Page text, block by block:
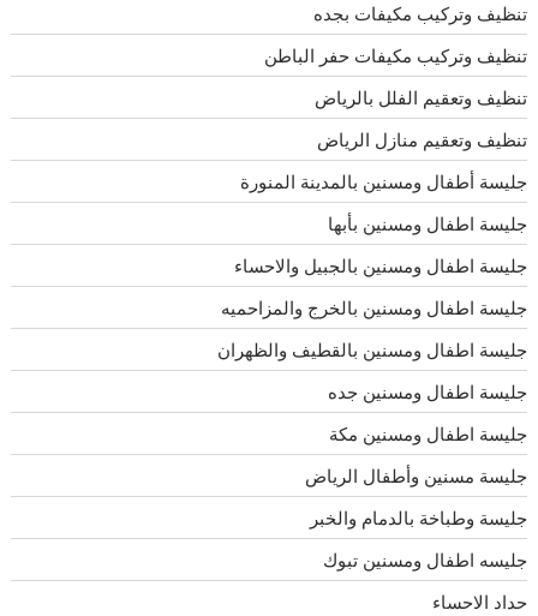
تنظيف وتركيب مكيفات بجده
تنظيف وتركيب مكيفات حفر الباطن
تنظيف وتعقيم الفلل بالرياض
تنظيف وتعقيم منازل الرياض
جليسة أطفال ومسنين بالمدينة المنورة
جليسة اطفال ومسنين بأبها
جليسة اطفال ومسنين بالجبيل والاحساء
جليسة اطفال ومسنين بالخرج والمزاحميه
جليسة اطفال ومسنين بالقطيف والظهران
جليسة اطفال ومسنين جده
جليسة اطفال ومسنين مكة
جليسة مسنين وأطفال الرياض
جليسة وطباخة بالدمام والخبر
جليسه اطفال ومسنين تبوك
حداد الاحساء